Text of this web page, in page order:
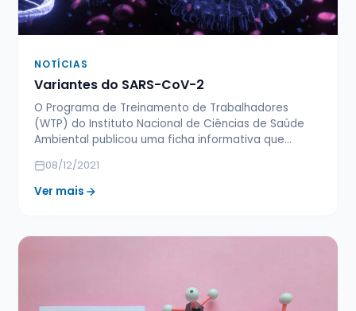
NOTÍCIAS
Variantes do SARS-CoV-2
O Programa de Treinamento de Trabalhadores
(WTP) do Instituto Nacional de Ciências de Saúde
Ambiental publicou uma ficha informativa que…
08/12/2021
Ver mais